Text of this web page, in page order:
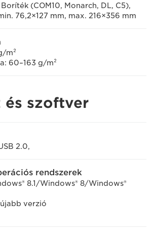
(COM10, Monarch, DL, C5),
76,2×127 mm, max. 216×356 mm
m²
60–163 g/m²
és szoftver
2.0,
rendszerek
8.1/Windows® 8/Windows®
újabb verzió